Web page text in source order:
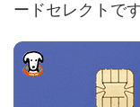
ードセレクトです